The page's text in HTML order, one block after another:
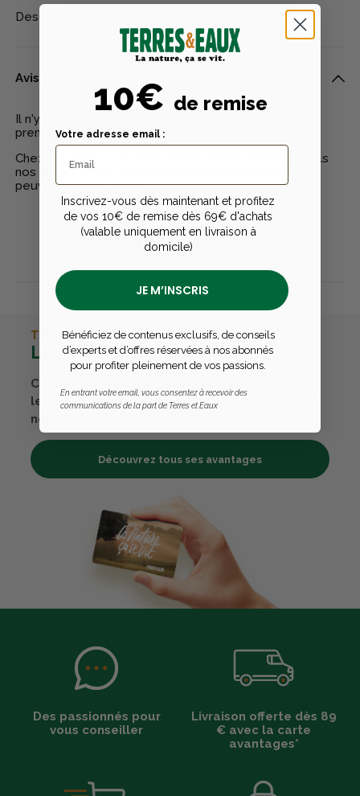
Descriptif : lacet rond vert. Quantité : x5.
Avis clients
Il n'y a pas encore d'avis pour ce produit - Soyez le
premier à rédiger un avis
Chez Terres & Eaux, les avis sont 100% certifiés : seuls
nos clients ayant réellement acheté nos produits
peuvent laisser un avis
Publier un avis
TERRES & EAUX
La carte avantages
Cumulez des points passions et convertissez-
les en bons cadeaux. Bénéficiez également de
nombreux autres avantages.
Découvrez tous ses avantages
Des passionnés pour
vous conseiller
Livraison offerte dès 89
€ avec la carte
avantages*
10€ de remise
Votre adresse email :
Inscrivez-vous dès maintenant et profitez
de vos 10€ de remise dès 69€ d'achats
(valable uniquement en livraison à
domicile)
JE M’INSCRIS
Bénéficiez de contenus exclusifs, de conseils
d’experts et d’offres réservées à nos abonnés
pour profiter pleinement de vos passions.
En entrant votre email, vous consentez à recevoir des
communications de la part de Terres et Eaux